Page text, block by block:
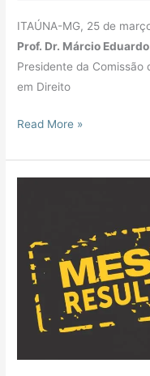
ITAÚNA-MG, 25 de
Prof. Dr. Márcio
Presidente da Comissão
em Direito
Read More »
APROVADOS
MESTRADO
2024-